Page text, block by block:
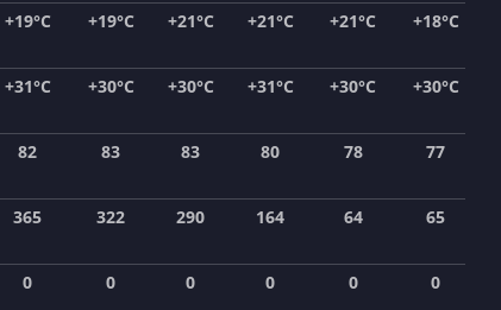
+19°C +19°C +21°C +21°C +21°C
+18°C
+31°C +30°C +30°C +31°C +30°C
+30°C
82 83 83 80 78
77
365 322 290 164 64
65
0 0 0 0 0
0